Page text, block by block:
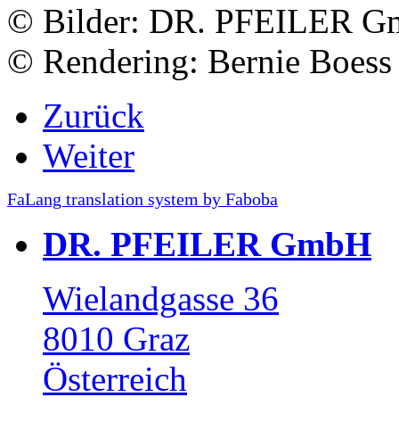
© Bilder: DR. PFEILER
© Rendering: Bernie Boess
Zurück
Weiter
FaLang translation system by Faboba
DR. PFEILER GmbH
Wielandgasse 36
8010 Graz
Österreich